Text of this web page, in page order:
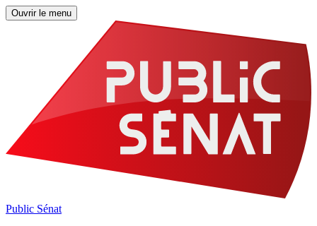
Ouvrir le menu
Public Sénat